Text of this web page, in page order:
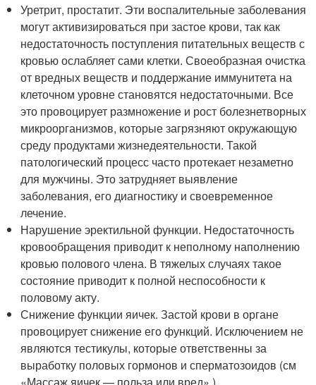
Уретрит, простатит. Эти воспалительные заболевания
могут активизироваться при застое крови, так как
недостаточность поступления питательных веществ с
кровью ослабляет сами клетки. Своеобразная очистка
от вредных веществ и поддержание иммунитета на
клеточном уровне становятся недостаточными. Все
это провоцирует размножение и рост болезнетворных
микроорганизмов, которые загрязняют окружающую
среду продуктами жизнедеятельности. Такой
патологический процесс часто протекает незаметно
для мужчины. Это затрудняет выявление
заболевания, его диагностику и своевременное
лечение.
Нарушение эректильной функции. Недостаточность
кровообращения приводит к неполному наполнению
кровью полового члена. В тяжелых случаях такое
состояние приводит к полной неспособности к
половому акту.
Снижение функции яичек. Застой крови в органе
провоцирует снижение его функций. Исключением не
являются тестикулы, которые ответственны за
выработку половых гормонов и сперматозоидов (см
«Массаж яичек — польза или вред» ).